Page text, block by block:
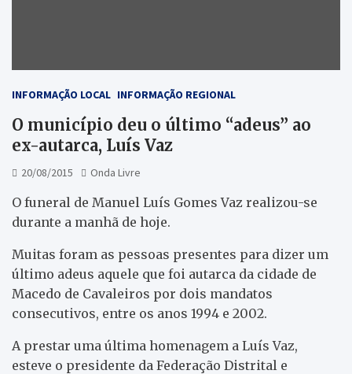
INFORMAÇÃO LOCAL INFORMAÇÃO REGIONAL
O município deu o último “adeus” ao
ex-autarca, Luís Vaz
20/08/2015 Onda Livre
O funeral de Manuel Luís Gomes Vaz realizou-se
durante a manhã de hoje.
Muitas foram as pessoas presentes para dizer um
último adeus aquele que foi autarca da cidade de
Macedo de Cavaleiros por dois mandatos
consecutivos, entre os anos 1994 e 2002.
A prestar uma última homenagem a Luís Vaz,
esteve o presidente da Federação Distrital e